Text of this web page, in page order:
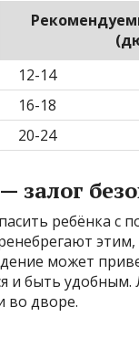
12-14
16-18
20-24
залог
ребёнка
может
и быть
во дворе.